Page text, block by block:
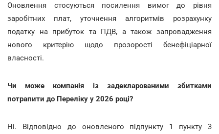
Оновлення стосуються посилення вимог до рівня
заробітних плат, уточнення алгоритмів розрахунку
податку на прибуток та ПДВ, а також запровадження
нового критерію щодо прозорості бенефіціарної
власності.
Чи може компанія із задекларованими збитками
потрапити до Переліку у 2026 році?
Ні. Відповідно до оновленого підпункту 1 пункту 3